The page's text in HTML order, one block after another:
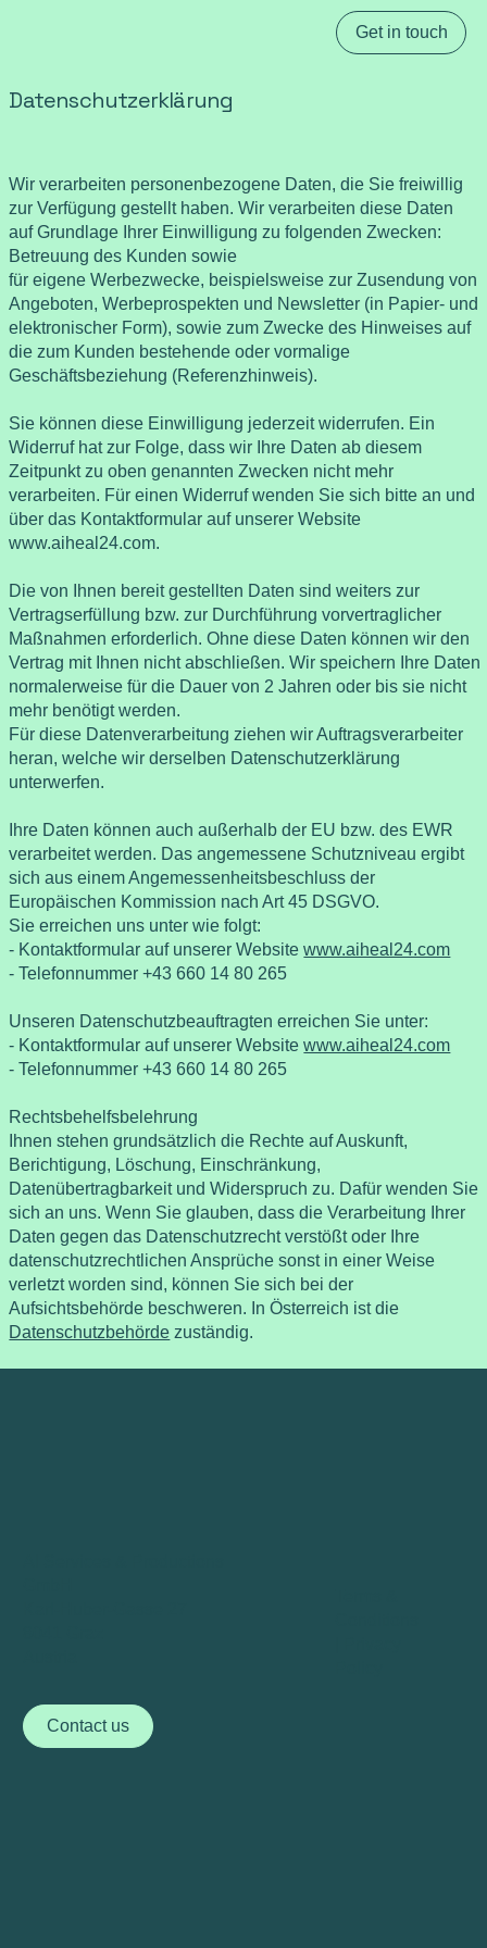
Get in touch
Datenschutzerklärung
Wir verarbeiten personenbezogene Daten, die Sie freiwillig
zur Verfügung gestellt haben. Wir verarbeiten diese Daten
auf Grundlage Ihrer Einwilligung zu folgenden Zwecken:
Betreuung des Kunden sowie
für eigene Werbezwecke, beispielsweise zur Zusendung von
Angeboten, Werbeprospekten und Newsletter (in Papier- und
elektronischer Form), sowie zum Zwecke des Hinweises auf
die zum Kunden bestehende oder vormalige
Geschäftsbeziehung (Referenzhinweis).
Sie können diese Einwilligung jederzeit widerrufen. Ein
Widerruf hat zur Folge, dass wir Ihre Daten ab diesem
Zeitpunkt zu oben genannten Zwecken nicht mehr
verarbeiten. Für einen Widerruf wenden Sie sich bitte an und
über das Kontaktformular auf unserer Website
www.aiheal24.com.
Die von Ihnen bereit gestellten Daten sind weiters zur
Vertragserfüllung bzw. zur Durchführung vorvertraglicher
Maßnahmen erforderlich. Ohne diese Daten können wir den
Vertrag mit Ihnen nicht abschließen. Wir speichern Ihre Daten
normalerweise für die Dauer von 2 Jahren oder bis sie nicht
mehr benötigt werden.
Für diese Datenverarbeitung ziehen wir Auftragsverarbeiter
heran, welche wir derselben Datenschutzerklärung
unterwerfen.
Ihre Daten können auch außerhalb der EU bzw. des EWR
verarbeitet werden. Das angemessene Schutzniveau ergibt
sich aus einem Angemessenheitsbeschluss der
Europäischen Kommission nach Art 45 DSGVO.
Sie erreichen uns unter wie folgt:
- Kontaktformular auf unserer Websitewww.aiheal24.com
- Telefonnummer +43 660 14 80 265
Unseren Datenschutzbeauftragten erreichen Sie unter:
- Kontaktformular auf unserer Websitewww.aiheal24.com
- Telefonnummer +43 660 14 80 265
Rechtsbehelfsbelehrung
Ihnen stehen grundsätzlich die Rechte auf Auskunft,
Berichtigung, Löschung, Einschränkung,
Datenübertragbarkeit und Widerspruch zu. Dafür wenden Sie
sich an uns. Wenn Sie glauben, dass die Verarbeitung Ihrer
Daten gegen das Datenschutzrecht verstößt oder Ihre
datenschutzrechtlichen Ansprüche sonst in einer Weise
verletzt worden sind, können Sie sich bei der
Aufsichtsbehörde beschweren. In Österreich ist die
Datenschutzbehörde zuständig.
Contact us